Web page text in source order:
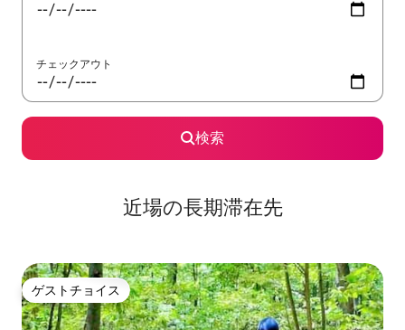
チェックアウト
検索
近場の長期滞在先
ゲストチョイス
ゲストチョイス